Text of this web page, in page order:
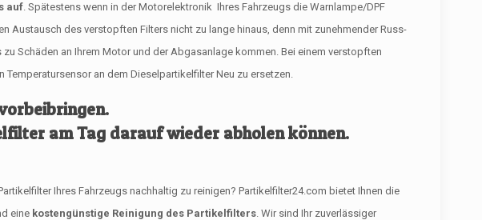
auf. Spätestens wenn in der Motorelektronik Ihres Fahrzeugs die Warnlampe/DPF
Austausch des verstopften Filters nicht zu lange hinaus, denn mit zunehmender Russ-
Schäden an Ihrem Motor und der Abgasanlage kommen. Bei einem verstopften
an dem Dieselpartikelfilter Neu zu ersetzen.
am Tag darauf wieder abholen können.
Ihres Fahrzeugs nachhaltig zu reinigen? Partikelfilter24.com bietet Ihnen die
eine kostengünstige Reinigung des Partikelfilters. Wir sind Ihr zuverlässiger